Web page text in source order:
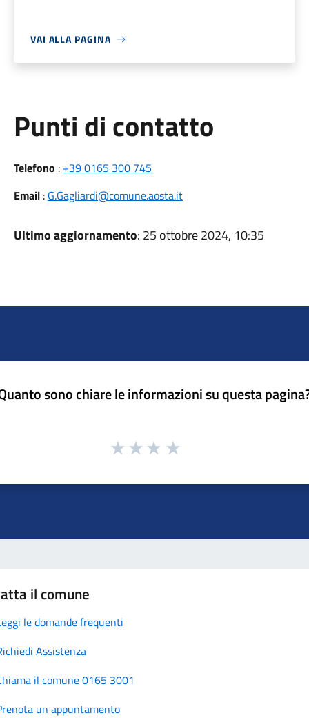
VAI ALLA PAGINA
Punti di contatto
Telefono : +39 0165 300 745
Email: G.Gagliardi@comune.aosta.it
Ultimo aggiornamento: 25 ottobre 2024, 10:35
sono chiare le informazioni su questa
il comune
le domande frequenti
Assistenza
il comune 0165 3001
un appuntamento